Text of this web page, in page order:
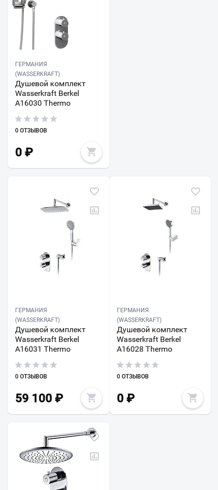
ГЕРМАНИЯ
(WASSERKRAFT)
Душевой комплект
Wasserkraft Berkel
A16030 Thermo
0 ОТЗЫВОВ
0 ₽
ГЕРМАНИЯ
(WASSERKRAFT)
Душевой комплект
Wasserkraft Berkel
A16031 Thermo
0 ОТЗЫВОВ
59 100 ₽
ГЕРМАНИЯ
(WASSERKRAFT)
Душевой комплект
Wasserkraft Berkel
A16028 Thermo
0 ОТЗЫВОВ
0₽